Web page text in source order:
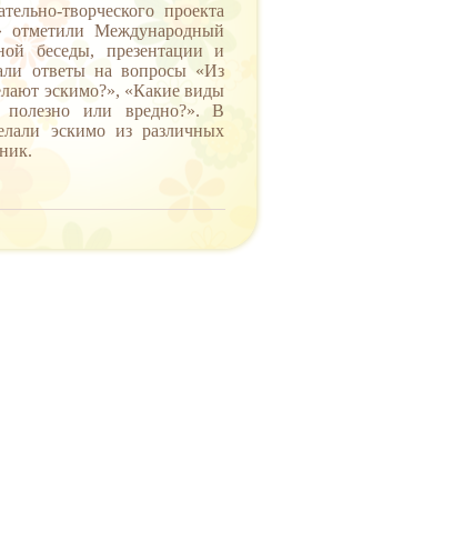
творческого проекта
отметили Международный
беседы, презентации и
ответы на вопросы «Из
эскимо?», «Какие виды
или вредно?». В
эскимо из различных